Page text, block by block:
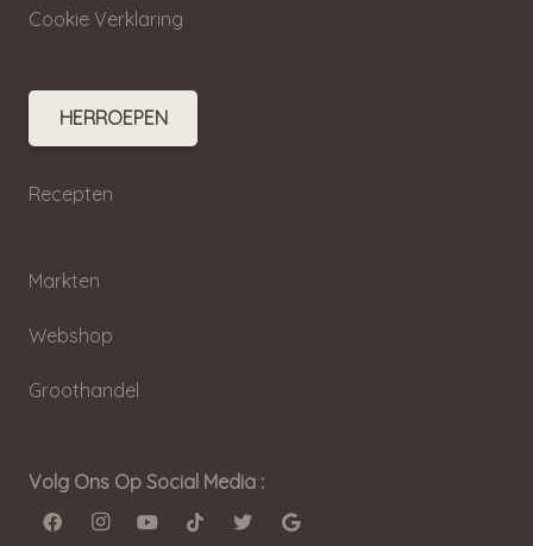
Cookie Verklaring
HERROEPEN
Recepten
Markten
Webshop
Groothandel
Volg Ons Op Social Media :